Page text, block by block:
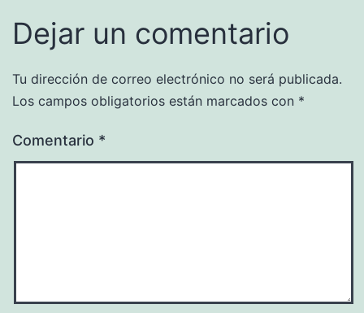
Dejar un comentario
Tu dirección de correo electrónico no será publicada.
Los campos obligatorios están marcados con *
Comentario *